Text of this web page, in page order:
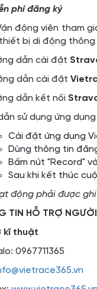
phí đăng ký
động viên tham
bị di động thông
dẫn cài đặt
dẫn cài đặt
dẫn kết nối
sử dụng ứng
Cài đặt ứng dụng
Dùng thông tin
Bấm nút "Record"
Sau khi kết thúc
động phải được
TIN HỖ TRỢ
kĩ thuật
0967711365